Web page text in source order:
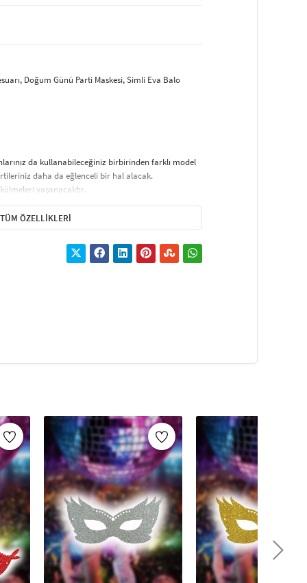
Doğum Günü Parti Maskesi, Simli Eva Balo
da kullanabileceğiniz birbirinden farklı model
daha da eğlenceli bir hal alacak.
yaşanacaktır.
ÖZELLIKLERI